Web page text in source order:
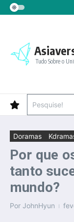
Ir para o conteúdo
Tudo Sobre o
Doramas
Por que
tanto
mundo?
Por JohnHyun